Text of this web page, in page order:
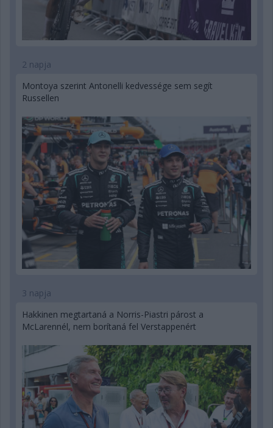
2 napja
Montoya szerint Antonelli kedvessége sem segít
Russellen
3 napja
Hakkinen megtartaná a Norris-Piastri párost a
McLarennél, nem borítaná fel Verstappenért